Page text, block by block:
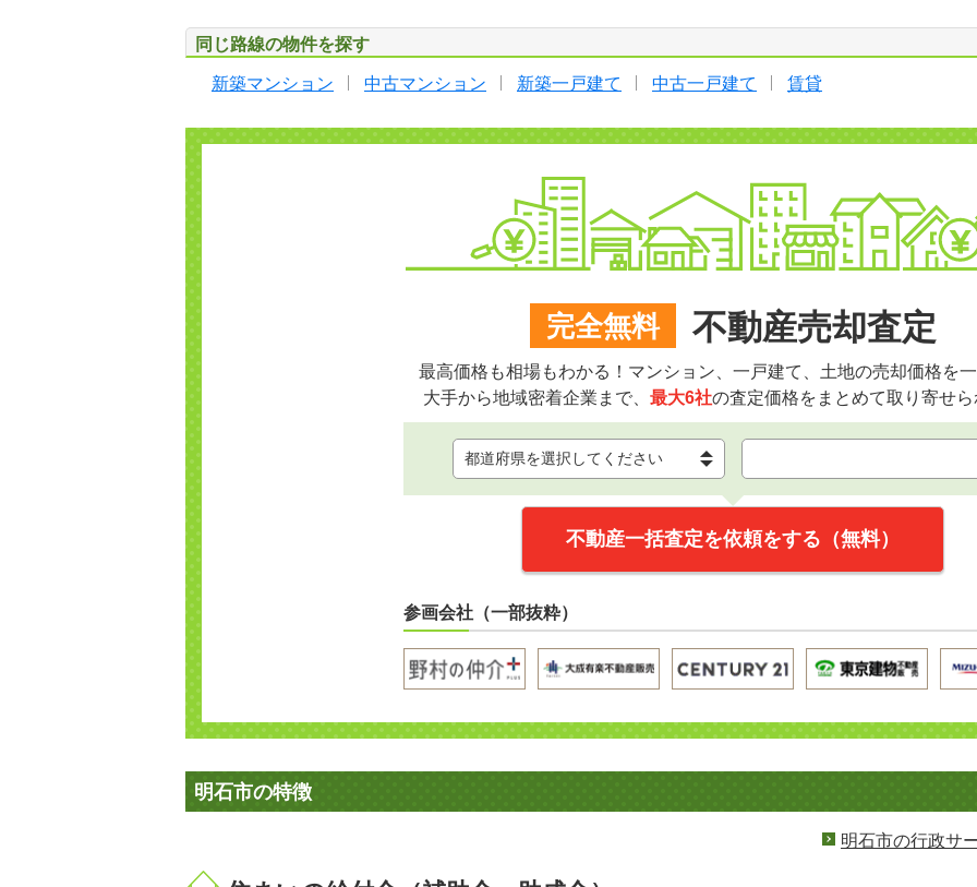
同じ路線の物件を探す
新築マンション 中古マンション 新築一戸建て 中古一戸建て 賃貸
完全無料 不動産売却査定
最高価格も相場もわかる！マンション、一戸建て、土地の売却価格を一
大手から地域密着企業まで、 最大6社の査定価格をまとめて取り寄せら
不動産一括査定を依頼をする（無料）
参画会社（一部抜粋）
明石市の特徴
明石市の行政サ